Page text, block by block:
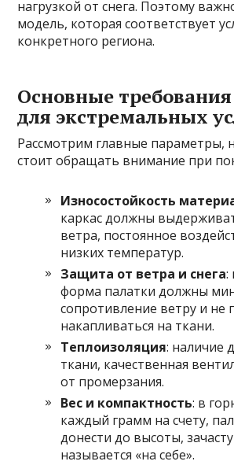
нагрузкой от снега. Поэтому
модель, которая соответствует
конкретного региона.
Основные
для экстремальных
Рассмотрим главные параметры,
стоит обращать внимание при
Износостойкость
каркас должны
ветра, постоянное
низких температур.
Защита от ветра и снега:
форма палатки должны
сопротивление ветру и не
накапливаться на ткани.
Теплоизоляция: наличие
ткани, качественная
от промерзания.
Вес и компактность: в
каждый грамм на счету,
донести до высоты,
называется «на себе».